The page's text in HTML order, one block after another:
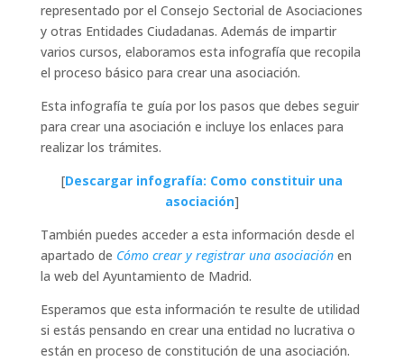
representado por el Consejo Sectorial de Asociaciones
y otras Entidades Ciudadanas. Además de impartir
varios cursos, elaboramos esta infografía que recopila
el proceso básico para crear una asociación.
Esta infografía te guía por los pasos que debes seguir
para crear una asociación e incluye los enlaces para
realizar los trámites.
[Descargar infografía: Como constituir una
asociación]
También puedes acceder a esta información desde el
apartado de Cómo crear y registrar una asociaciónen
la web del Ayuntamiento de Madrid.
Esperamos que esta información te resulte de utilidad
si estás pensando en crear una entidad no lucrativa o
están en proceso de constitución de una asociación.